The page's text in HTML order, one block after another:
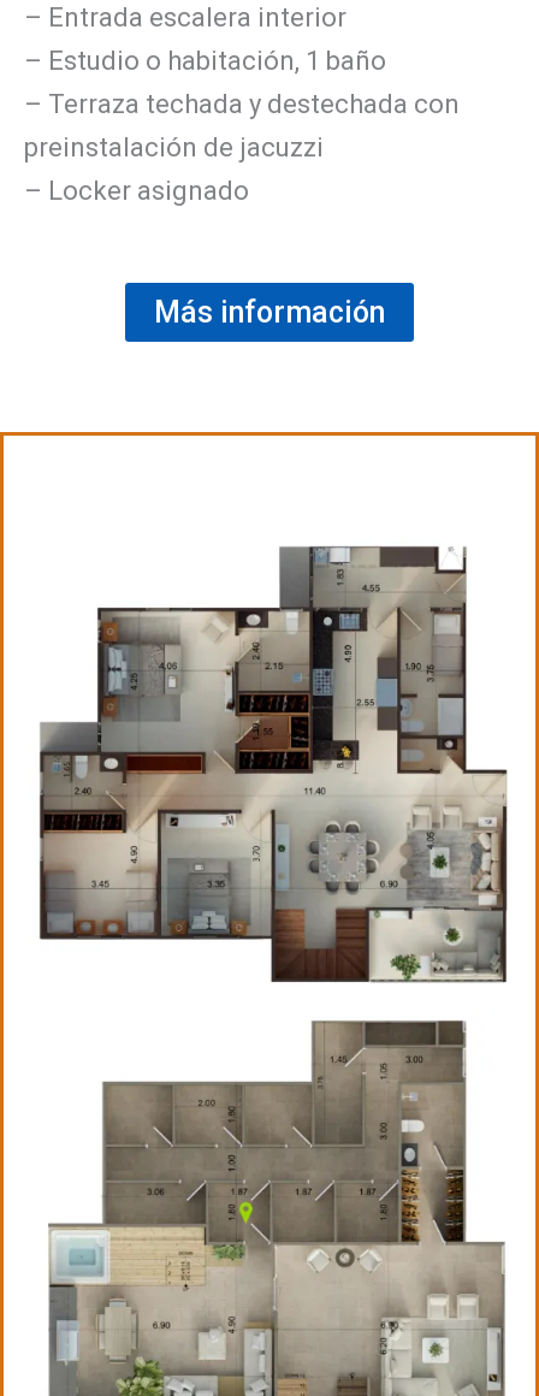
– Entrada escalera interior
– Estudio o habitación, 1 baño
– Terraza techada y destechada con
preinstalación de jacuzzi
– Locker asignado
Más información